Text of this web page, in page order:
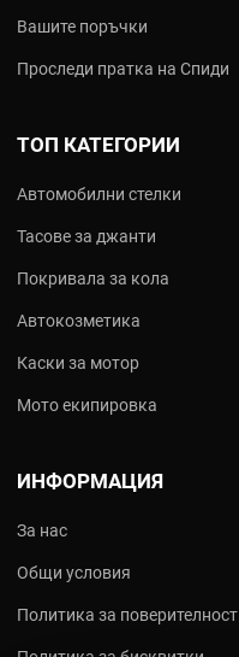
Вашите поръчки
Проследи пратка на Спиди
ТОП КАТЕГОРИИ
Автомобилни стелки
Тасове за джанти
Покривала за кола
Автокозметика
Каски за мотор
Мото екипировка
ИНФОРМАЦИЯ
За нас
Общи условия
Политика за поверителност